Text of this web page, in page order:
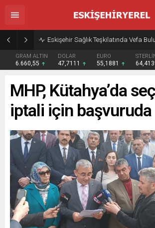
Eskişehir Sağlık Teşkilatında Vefa
GRAM ALTIN
6.660,55
DOLAR
47,7111
EURO
55,1881
MHP, Kütahya’da
iptali için